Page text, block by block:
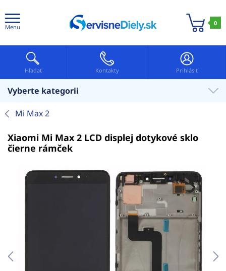
Menu
0
Hľadať Kontakty Prihlásiť
Vyberte kategorii
Mi Max 2
Xiaomi Mi Max 2 LCD displej dotykové sklo
čierne rámček